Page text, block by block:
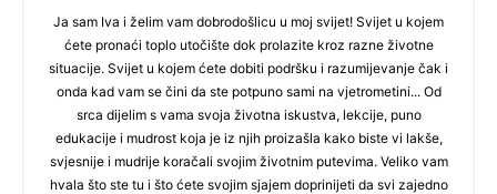
Ja sam Iva i želim vam dobrodošlicu u moj svijet! Svijet u kojem
ćete pronaći toplo utočište dok prolazite kroz razne životne
situacije. Svijet u kojem ćete dobiti podršku i razumijevanje čak i
onda kad vam se čini da ste potpuno sami na vjetrometini... Od
srca dijelim s vama svoja životna iskustva, lekcije, puno
edukacije i mudrost koja je iz njih proizašla kako biste vi lakše,
svjesnije i mudrije koračali svojim životnim putevima. Veliko vam
hvala što ste tu i što ćete svojim sjajem doprinijeti da svi zajedno